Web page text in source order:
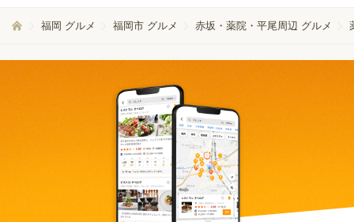
福岡 グルメ 福岡市 グルメ 赤坂・薬院・平尾周辺 グルメ